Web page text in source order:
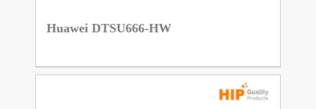
Huawei DTSU666-HW